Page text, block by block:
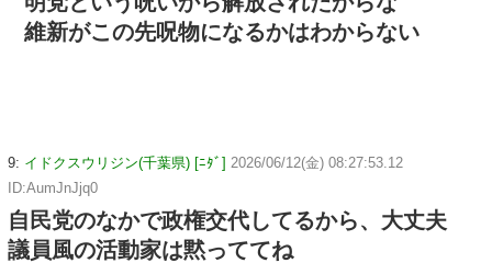
維新がこの先呪物になるかはわからない
9: イドクスウリジン(千葉県) [ﾆﾀﾞ] 2026/06/12(金) 08:27:53.12
ID:AumJnJjq0
自民党のなかで政権交代してるから、大丈夫
議員風の活動家は黙っててね